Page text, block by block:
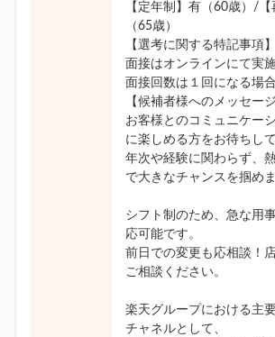
【定年制】有（60歳）/
（65歳）
【選考に関する特記事項】
面接はオンラインにて実
面接回数は１回になる場合
【候補者様へのメッセージ
お客様とのコミュニケー
に楽しめる方をお待ちし
年次や経験に関わらず、
で大きなチャンスを掴めま
シフト制のため、急な用
応可能です。
前日での変更も応相談！
ご相談ください。
楽天グループにおける主
チャネルとして、